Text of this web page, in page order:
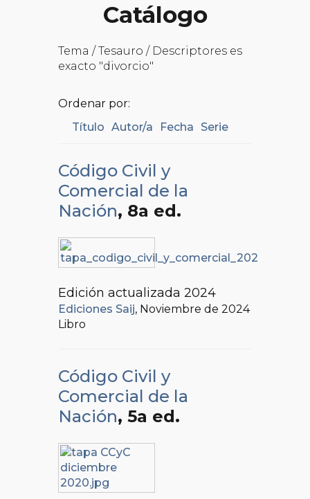
Catálogo
Tema / Tesauro / Descriptores es
exacto "divorcio"
Ordenar por:
Título Autor/a Fecha Serie
Código Civil y
Comercial de la
Nación, 8a ed.
Edición actualizada 2024
Ediciones Saij, Noviembre de 2024
Libro
Código Civil y
Comercial de la
Nación, 5a ed.